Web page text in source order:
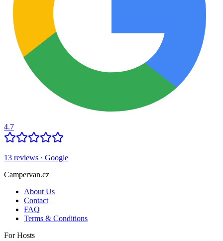
4.7
13 reviews · Google
Campervan.cz
About Us
Contact
FAQ
Terms & Conditions
For Hosts